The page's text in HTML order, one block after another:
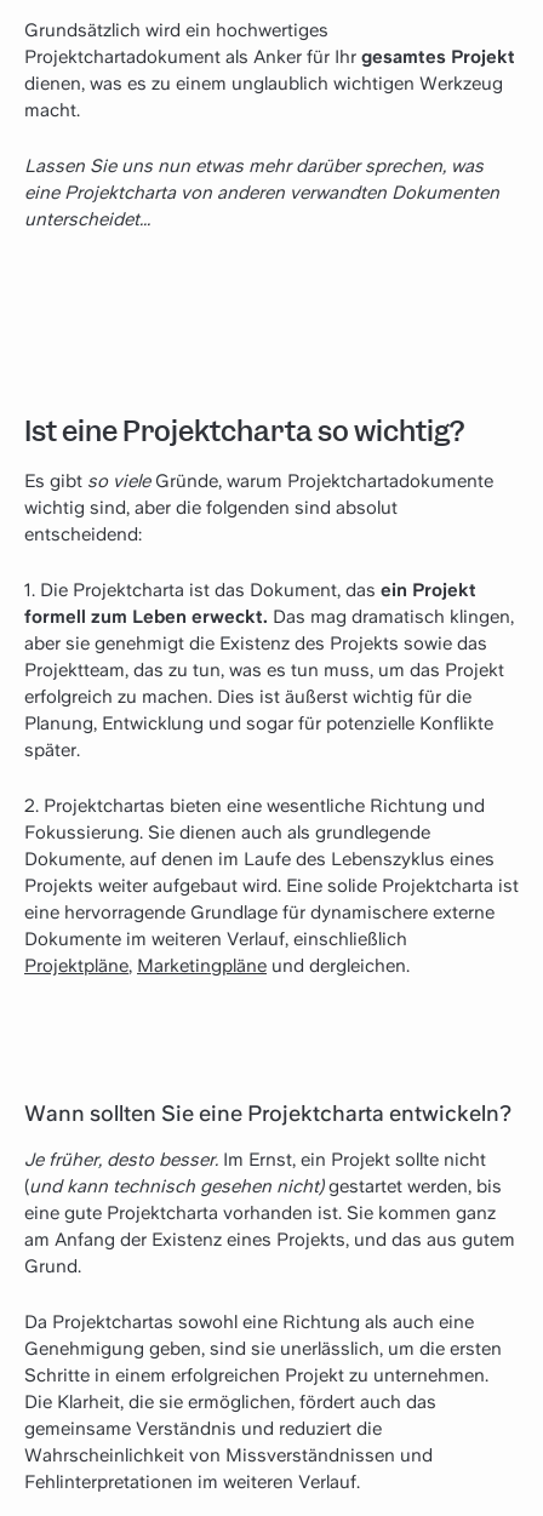
Grundsätzlich wird ein hochwertiges
Projektchartadokument als Anker für Ihr gesamtes Projekt
dienen, was es zu einem unglaublich wichtigen Werkzeug
macht.
Lassen Sie uns nun etwas mehr darüber sprechen, was
eine Projektcharta von anderen verwandten Dokumenten
unterscheidet...
Ist eine Projektcharta so wichtig?
Es gibt so viele Gründe, warum Projektchartadokumente
wichtig sind, aber die folgenden sind absolut
entscheidend:
1. Die Projektcharta ist das Dokument, das ein Projekt
formell zum Leben erweckt. Das mag dramatisch klingen,
aber sie genehmigt die Existenz des Projekts sowie das
Projektteam, das zu tun, was es tun muss, um das Projekt
erfolgreich zu machen. Dies ist äußerst wichtig für die
Planung, Entwicklung und sogar für potenzielle Konflikte
später.
2. Projektchartas bieten eine wesentliche Richtung und
Fokussierung. Sie dienen auch als grundlegende
Dokumente, auf denen im Laufe des Lebenszyklus eines
Projekts weiter aufgebaut wird. Eine solide Projektcharta ist
eine hervorragende Grundlage für dynamischere externe
Dokumente im weiteren Verlauf, einschließlich
Projektpläne, Marketingpläne und dergleichen.
Wann sollten Sie eine Projektcharta entwickeln?
Je früher, desto besser. Im Ernst, ein Projekt sollte nicht
(und kann technisch gesehen nicht)gestartet werden, bis
eine gute Projektcharta vorhanden ist. Sie kommen ganz
am Anfang der Existenz eines Projekts, und das aus gutem
Grund.
Da Projektchartas sowohl eine Richtung als auch eine
Genehmigung geben, sind sie unerlässlich, um die ersten
Schritte in einem erfolgreichen Projekt zu unternehmen.
Die Klarheit, die sie ermöglichen, fördert auch das
gemeinsame Verständnis und reduziert die
Wahrscheinlichkeit von Missverständnissen und
Fehlinterpretationen im weiteren Verlauf.